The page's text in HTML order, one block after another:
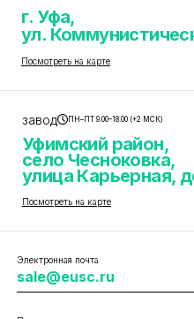
г. Уфа,
ул.
Посмотреть на карте
завод ПН–ПТ 9.00–18.00 (+2 МСК)
Уфимский район,
село Чесноковка,
улица Карьерная,
Посмотреть на карте
Электронная почта
sale@eusc.ru